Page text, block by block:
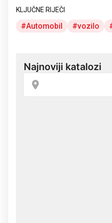
KLJUČNE RIJEČI
Automobil vozilo